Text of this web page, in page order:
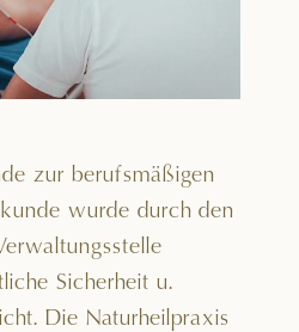
zur berufsmäßigen
wurde durch den
Sicherheit u.
Die Naturheilpraxis